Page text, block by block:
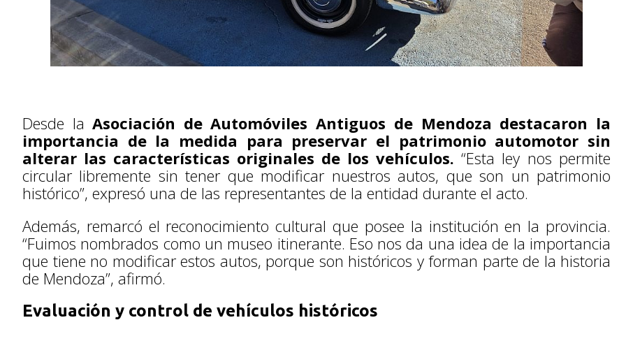
Desde la Asociación de Automóviles Antiguos de Mendoza destacaron la
importancia de la medida para preservar el patrimonio automotor sin
alterar las características originales de los vehículos. “Esta ley nos permite
circular libremente sin tener que modificar nuestros autos, que son un patrimonio
histórico”, expresó una de las representantes de la entidad durante el acto.
Además, remarcó el reconocimiento cultural que posee la institución en la provincia.
“Fuimos nombrados como un museo itinerante. Eso nos da una idea de la importancia
que tiene no modificar estos autos, porque son históricos y forman parte de la historia
de Mendoza”, afirmó.
Evaluación y control de vehículos históricos